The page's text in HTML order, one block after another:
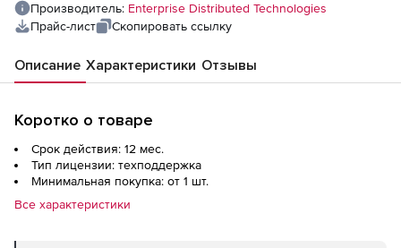
Производитель: Enterprise Distributed Technologies
Прайс-лист
Скопировать ссылку
Описание Характеристики Отзывы
Коротко о товаре
Срок действия: 12 мес.
Тип лицензии: техподдержка
Минимальная покупка: от 1 шт.
Все характеристики